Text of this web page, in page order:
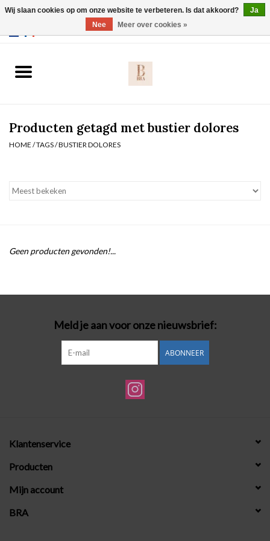
Slip
Nachtmode
Badmode
Lingerie-accessoires
Cadeaubonnen
Producten getagd met bustier dolores
HOME /TAGS/BUSTIER DOLORES
Geen producten gevonden!...
Meld je aan voor onze nieuwsbrief:
ABONNEER
Klantenservice
Producten
Mijn account
BRA
Wij slaan cookies op om onze website te verbeteren. Is dat akkoord?
Ja
Nee
Meer over cookies »
Webshop werkt met EU maten. .